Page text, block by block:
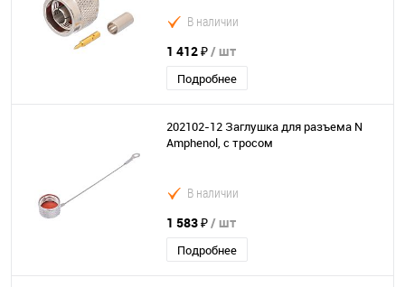
В наличии
1 412 ₽/ шт
Подробнее
202102-12 Заглушка для разъема N
Amphenol, с тросом
В наличии
1 583 ₽/ шт
Подробнее